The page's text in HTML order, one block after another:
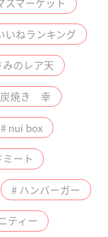
スマーケット
いねランキング
のレア天
焼き 幸
# nui box
ート
# ハンバーガー
ティー